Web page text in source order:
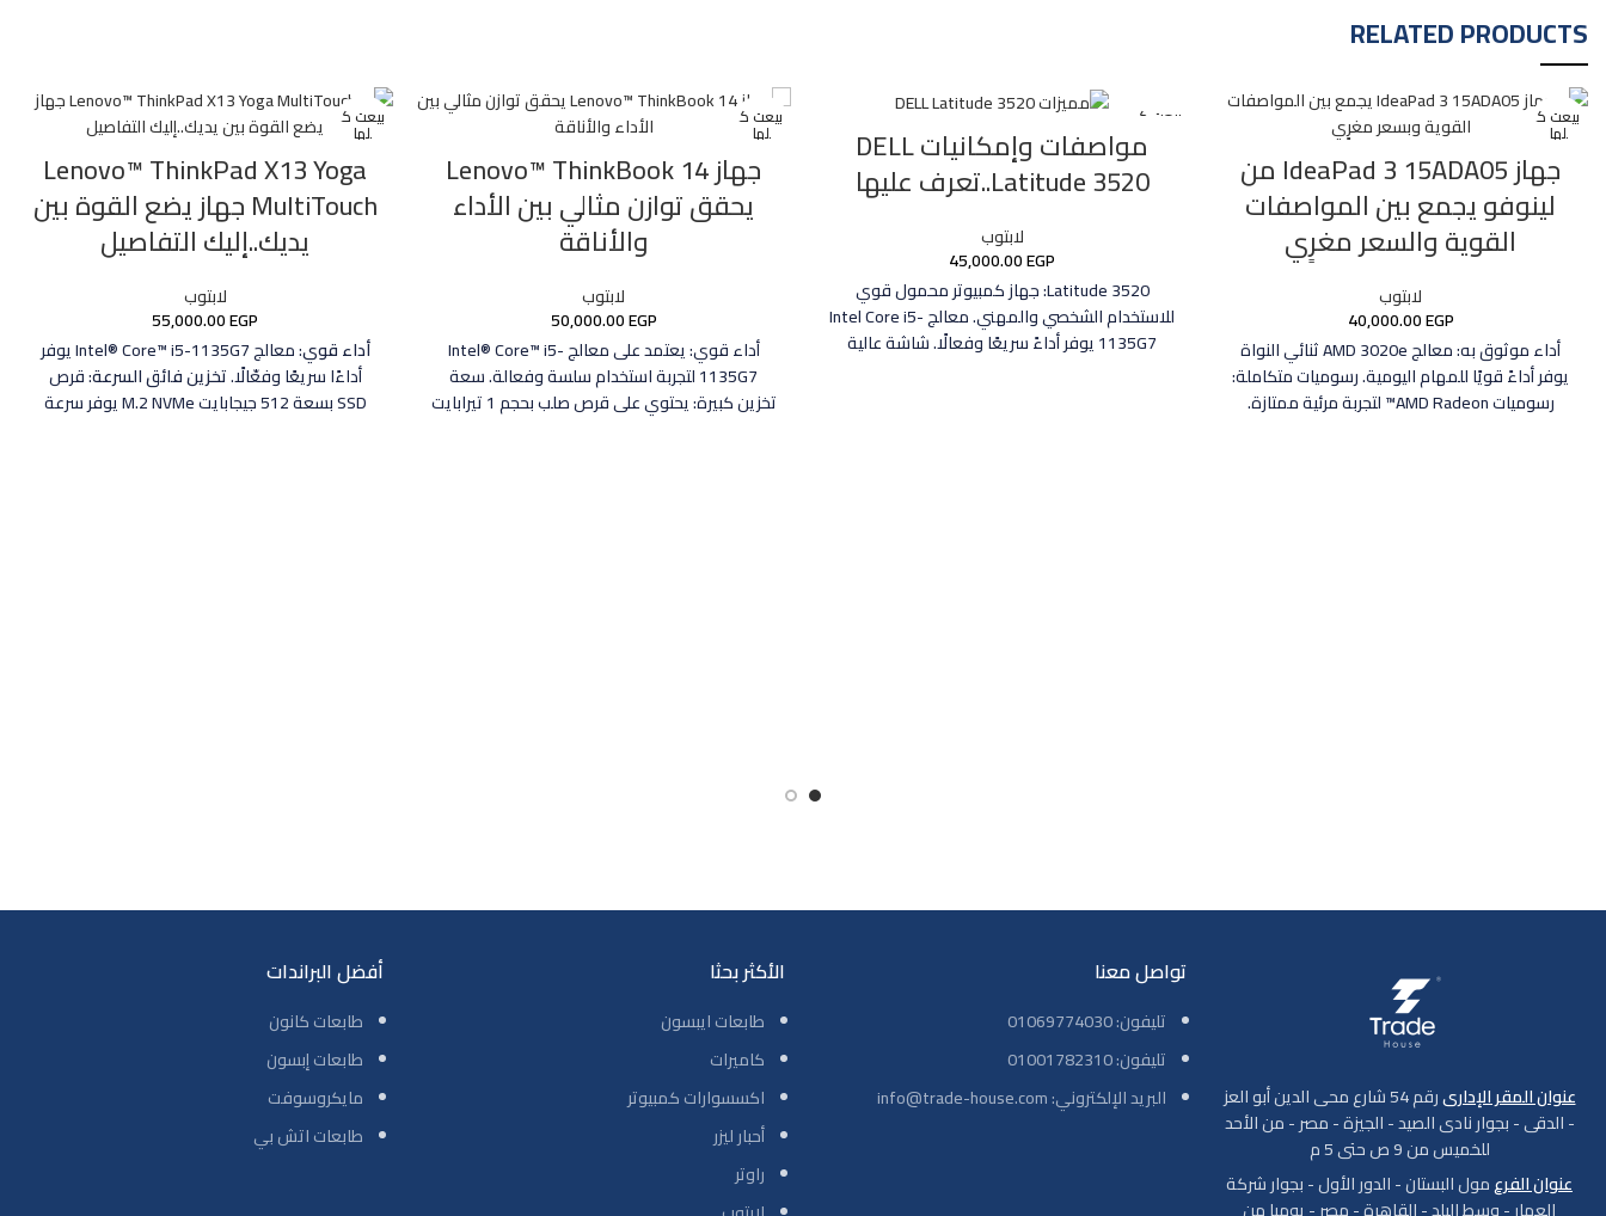
RELATED PRODUCTS
بيعت ك
لها
جهاز IdeaPad 3 15ADA05 من
لينوفو يجمع بين المواصفات
القوية والسعر مغرٍي
لابتوب
40,000.00EGP
أداء موثوق به: معالج AMD 3020e ثنائي النواة
يوفر أداءً قويًا للمهام اليومية. رسوميات متكاملة:
رسوميات AMD Radeon™ لتجربة مرئية ممتازة.
بيعت ك
مواصفات وإمكانيات DELL
Latitude 3520..تعرف عليها
لابتوب
45,000.00EGP
Latitude 3520: جهاز كمبيوتر محمول قوي
للاستخدام الشخصي والمهني. معالج Intel Core i5-
1135G7 يوفر أداءً سريعًا وفعالًا. شاشة عالية
بيعت ك
لها
جهاز Lenovo™ ThinkBook 14
يحقق توازن مثالي بين الأداء
والأناقة
لابتوب
50,000.00EGP
أداء قوي: يعتمد على معالج Intel® Core™ i5-
1135G7 لتجربة استخدام سلسة وفعالة. سعة
تخزين كبيرة: يحتوي على قرص صلب بحجم 1 تيرابايت
بيعت ك
لها
Lenovo™ ThinkPad X13 Yoga
MultiTouch جهاز يضع القوة بين
يديك..إليك التفاصيل
لابتوب
55,000.00EGP
أداء قوي
: معالج Intel® Core™ i5-1135G7 يوفر
أداءًا سريعًا وفعّالًا.تخزين فائق السرعة: قرص
SSD بسعة 512 جيجابايت M.2 NVMe يوفر سرعة
عنوان المقر الإدارى
رقم 54 شارع محى الدين أبو العز
- الدقى - بجوار نادى الصيد - الجيزة - مصر - من الأحد
للخميس من 9 ص حتى 5 م
عنوان الفرعمول البستان - الدور الأول - بجوار شركة
العمار - وسط البلد - القاهرة - مصر - يوميا من
تواصل معنا
تليفون: 01069774030
تليفون: 01001782310
البريد الإلكتروني: info@trade-house.com
الأكثر بحثا
طابعات ايبسون
كاميرات
اكسسوارات كمبيوتر
أحبار ليزر
راوتر
أفضل البراندات
طابعات كانون
طابعات إبسون
مايكروسوفت
طابعات اتش بي